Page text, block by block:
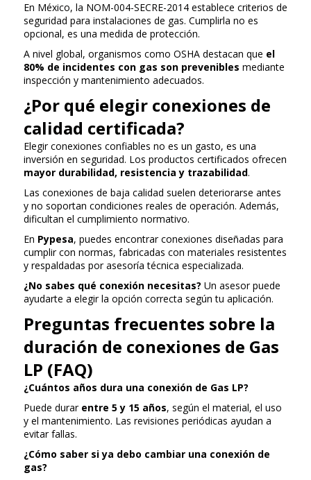
En México, la NOM-004-SECRE-2014 establece criterios de
seguridad para instalaciones de gas. Cumplirla no es
opcional, es una medida de protección.
A nivel global, organismos como OSHA destacan que el
80% de incidentes con gas son prevenibles mediante
inspección y mantenimiento adecuados.
¿Por qué elegir conexiones de
calidad certificada?
Elegir conexiones confiables no es un gasto, es una
inversión en seguridad. Los productos certificados ofrecen
mayor durabilidad, resistencia y trazabilidad.
Las conexiones de baja calidad suelen deteriorarse antes
y no soportan condiciones reales de operación. Además,
dificultan el cumplimiento normativo.
En Pypesa, puedes encontrar conexiones diseñadas para
cumplir con normas, fabricadas con materiales resistentes
y respaldadas por asesoría técnica especializada.
¿No sabes qué conexión necesitas? Un asesor puede
ayudarte a elegir la opción correcta según tu aplicación.
Preguntas frecuentes sobre la
duración de conexiones de Gas
LP (FAQ)
¿Cuántos años dura una conexión de Gas LP?
Puede durar entre 5 y 15 años, según el material, el uso
y el mantenimiento. Las revisiones periódicas ayudan a
evitar fallas.
¿Cómo saber si ya debo cambiar una conexión de
gas?